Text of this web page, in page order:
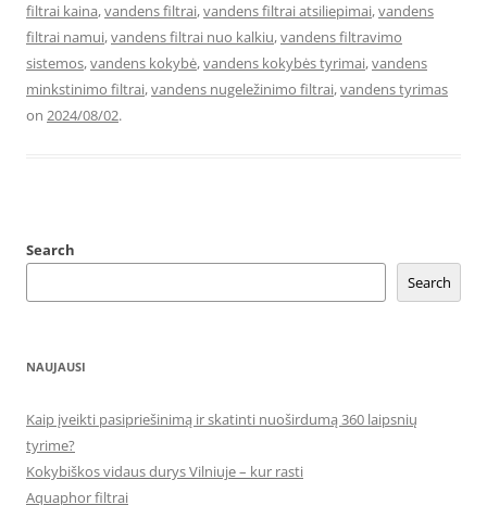
filtrai kaina,vandens filtrai,vandens filtrai atsiliepimai,vandens
filtrai namui,vandens filtrai nuo kalkiu,vandens filtravimo
sistemos,vandens kokybė,vandens kokybės tyrimai,vandens
minkstinimo filtrai,vandens nugeležinimo filtrai,vandens tyrimas
on 2024/08/02.
Search
Search
NAUJAUSI
Kaip įveikti pasipriešinimą ir skatinti nuoširdumą 360 laipsnių
tyrime?
Kokybiškos vidaus durys Vilniuje – kur rasti
Aquaphor filtrai